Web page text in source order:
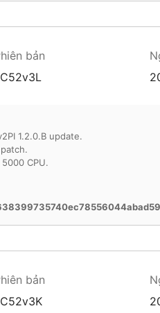
bản
1.2.0.B update.
CPU.
bản